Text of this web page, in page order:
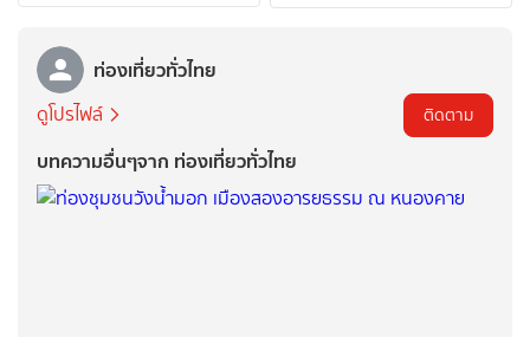
ท่องเที่ยวทั่วไทย
ดูโปรไฟล์ ติดตาม
บทความอื่นๆจาก ท่องเที่ยวทั่วไทย